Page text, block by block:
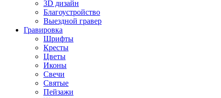
3D дизайн
Благоустройство
Выездной гравер
Гравировка
Шрифты
Кресты
Цветы
Иконы
Свечи
Святые
Пейзажи